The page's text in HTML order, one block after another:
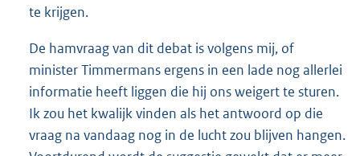
te krijgen.
De hamvraag van dit debat is volgens mij, of
minister Timmermans ergens in een lade nog allerlei
informatie heeft liggen die hij ons weigert te sturen.
Ik zou het kwalijk vinden als het antwoord op die
vraag na vandaag nog in de lucht zou blijven hangen.